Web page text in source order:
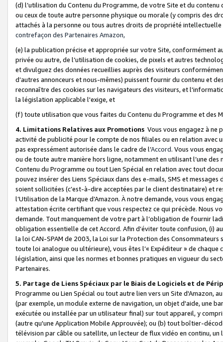
(d) l’utilisation du Contenu du Programme, de votre Site et du
ou ceux de toute autre personne physique ou morale (y compris des
attachés à la personne ou tous autres droits de propriété
contrefaçon des Partenaires Amazon,
(e) la publication précise et appropriée sur votre Site, conformément
privée ou autre, de l’utilisation de cookies, de pixels et autres
et divulguez des données recueillies auprès des visiteurs
d’autres annonceurs et nous-mêmes) puissent fournir du contenu et
reconnaître des cookies sur les navigateurs des visiteurs, et
la législation applicable l'exige, et
(f) toute utilisation que vous faites du Contenu du Programme et des
4. Limitations Relatives aux Promotions Vous vous engagez à ne
activité de publicité pour le compte de nos filiales ou en relation avec
pas expressément autorisée dans le cadre de l’Accord. Vous vous
ou de toute autre manière hors ligne, notamment en utilisant l’une
Contenu du Programme ou tout Lien Spécial en relation avec tout
pouvez insérer des Liens Spéciaux dans des e-mails, SMS et
soient sollicitées (c’est-à-dire acceptées par le client destinataire) et
l’Utilisation de la Marque d’Amazon. À notre demande, vous vous
attestation écrite certifiant que vous respectez ce qui précède. Nous
demande. Tout manquement de votre part à l’obligation de fournir
obligation essentielle de cet Accord. Afin d’éviter toute confusion, (i)
la loi CAN-SPAM de 2003, la Loi sur la Protection des
toute loi analogue ou ultérieure), vous êtes l’« Expéditeur » de
législation, ainsi que les normes et bonnes pratiques en vigueur du
Partenaires.
5. Partage de Liens Spéciaux par le Biais de Logiciels et de
Programme ou Lien Spécial ou tout autre lien vers un Site d'Amazon,
(par exemple, un module externe de navigation, un objet d'aide, une
exécutée ou installée par un utilisateur final) sur tout appareil, y
(autre qu'une Application Mobile Approuvée); ou (b) tout boîtier-
télévision par câble ou satellite, un lecteur de flux vidéo en continu,